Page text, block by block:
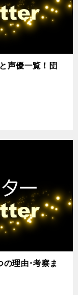
声優一覧！団
の理由･考察ま